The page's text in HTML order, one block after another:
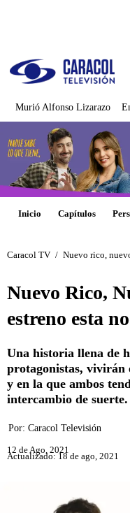
Murió Alfonso Lizarazo
Inicio Capítulos
Caracol TV / Nuevo rico,
Nuevo Rico,
estreno esta
Una historia llena de
protagonistas, vivirán
y en la que ambos
intercambio de suerte.
Por: Caracol Televisión
12 de Ago, 2021
Actualizado: 18 de ago, 2021